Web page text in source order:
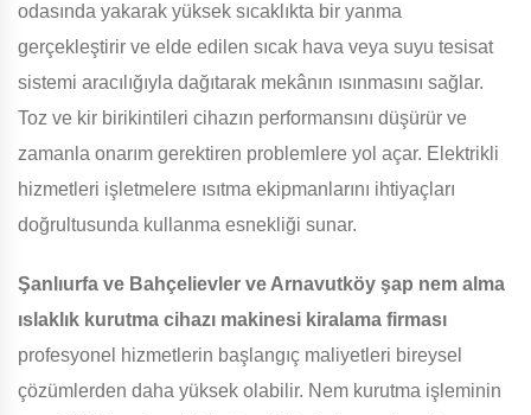
odasında yakarak yüksek sıcaklıkta bir yanma
gerçekleştirir ve elde edilen sıcak hava veya suyu tesisat
sistemi aracılığıyla dağıtarak mekânın ısınmasını sağlar.
Toz ve kir birikintileri cihazın performansını düşürür ve
zamanla onarım gerektiren problemlere yol açar. Elektrikli
hizmetleri işletmelere ısıtma ekipmanlarını ihtiyaçları
doğrultusunda kullanma esnekliği sunar.
Şanlıurfa ve Bahçelievler ve Arnavutköy şap nem alma
ıslaklık kurutma cihazı makinesi kiralama firması
profesyonel hizmetlerin başlangıç maliyetleri bireysel
çözümlerden daha yüksek olabilir. Nem kurutma işleminin